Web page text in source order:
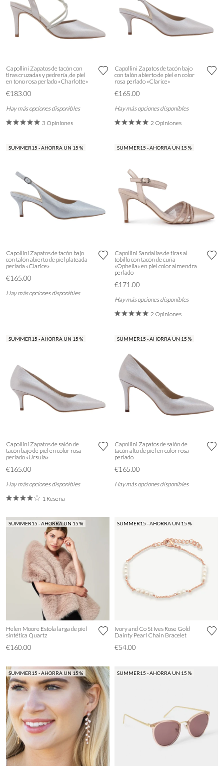
Capollini Zapatos de tacón con
tiras cruzadas y pedrería, de piel
en tono rosa perlado «Charlotte»
€183.00
Hay más opciones disponibles
3 Opiniones
Capollini Zapatos de tacón bajo
con talón abierto de piel en color
rosa perlado «Clarice»
€165.00
Hay más opciones disponibles
2 Opiniones
SUMMER15 - AHORRA UN 15 %
Capollini Zapatos de tacón bajo
con talón abierto de piel plateada
perlada «Clarice»
€165.00
Hay más opciones disponibles
SUMMER15 - AHORRA UN 15 %
Capollini Sandalias de tiras al
tobillo con tacón de cuña
«Ophelia» en piel color almendra
perlado
€171.00
Hay más opciones disponibles
2 Opiniones
SUMMER15 - AHORRA UN 15 %
Capollini Zapatos de salón de
tacón bajo de piel en color rosa
perlado «Ursula»
€165.00
Hay más opciones disponibles
1 Reseña
SUMMER15 - AHORRA UN 15 %
Capollini Zapatos de salón de
tacón alto de piel en color rosa
perlado
€165.00
Hay más opciones disponibles
SUMMER15 - AHORRA UN 15 %
Helen Moore Estola larga de piel
sintética Quartz
€160.00
SUMMER15 - AHORRA UN 15 %
Ivory and Co St Ives Rose Gold
Dainty Pearl Chain Bracelet
€54.00
SUMMER15 - AHORRA UN 15 % SUMMER15 - AHORRA UN 15 %